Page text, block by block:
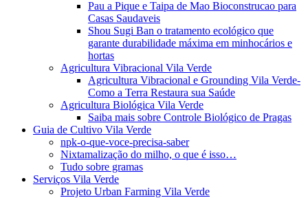
Pau a Pique e Taipa de Mao Bioconstrucao para
Casas Saudaveis
Shou Sugi Ban o tratamento ecológico que
garante durabilidade máxima em minhocários e
hortas
Agricultura Vibracional Vila Verde
Agricultura Vibracional e Grounding Vila Verde-
Como a Terra Restaura sua Saúde
Agricultura Biológica Vila Verde
Saiba mais sobre Controle Biológico de Pragas
Guia de Cultivo Vila Verde
npk-o-que-voce-precisa-saber
Nixtamalização do milho, o que é isso…
Tudo sobre gramas
Serviços Vila Verde
Projeto Urban Farming Vila Verde